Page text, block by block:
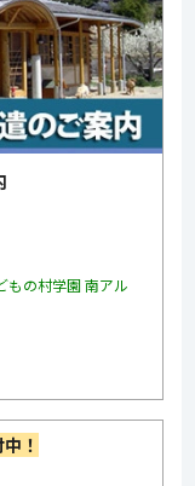
もの村学園 南アル
！